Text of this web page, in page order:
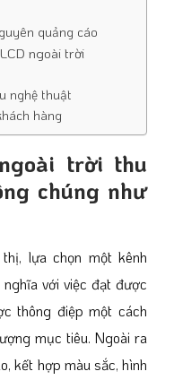
quảng cáo
ngoài trời
nghệ thuật
hàng
trời thu
chúng như
lựa chọn một kênh
với việc đạt được
thông điệp một cách
mục tiêu. Ngoài ra
kết hợp màu sắc, hình